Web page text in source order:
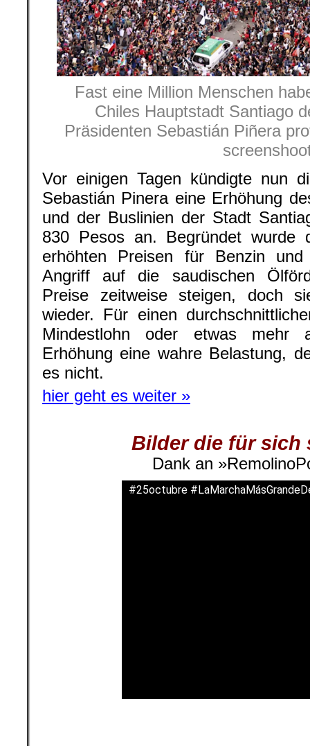
Fast eine Million Menschen
Chiles Hauptstadt Santiago
Präsidenten Sebastián Piñera
Vor einigen Tagen kündigte nun
Sebastián Pinera eine Erhöhung
und der Buslinien der Stadt
830 Pesos an. Begründet wurde
erhöhten Preisen für Benzin
Angriff auf die saudischen
Preise zeitweise steigen, doch
wieder. Für einen
Mindestlohn oder etwas mehr
Erhöhung eine wahre Belastung,
es nicht.
hier geht es weiter »
Bilder die für sich
Dank an
#25octubre